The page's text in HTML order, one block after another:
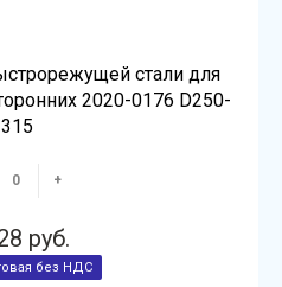
стали для
2020-0176 D250-
315
+
руб.